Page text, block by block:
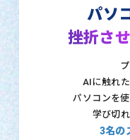
パソ
挫折さ
AIに触れ
パソコンを
学び切
3名の